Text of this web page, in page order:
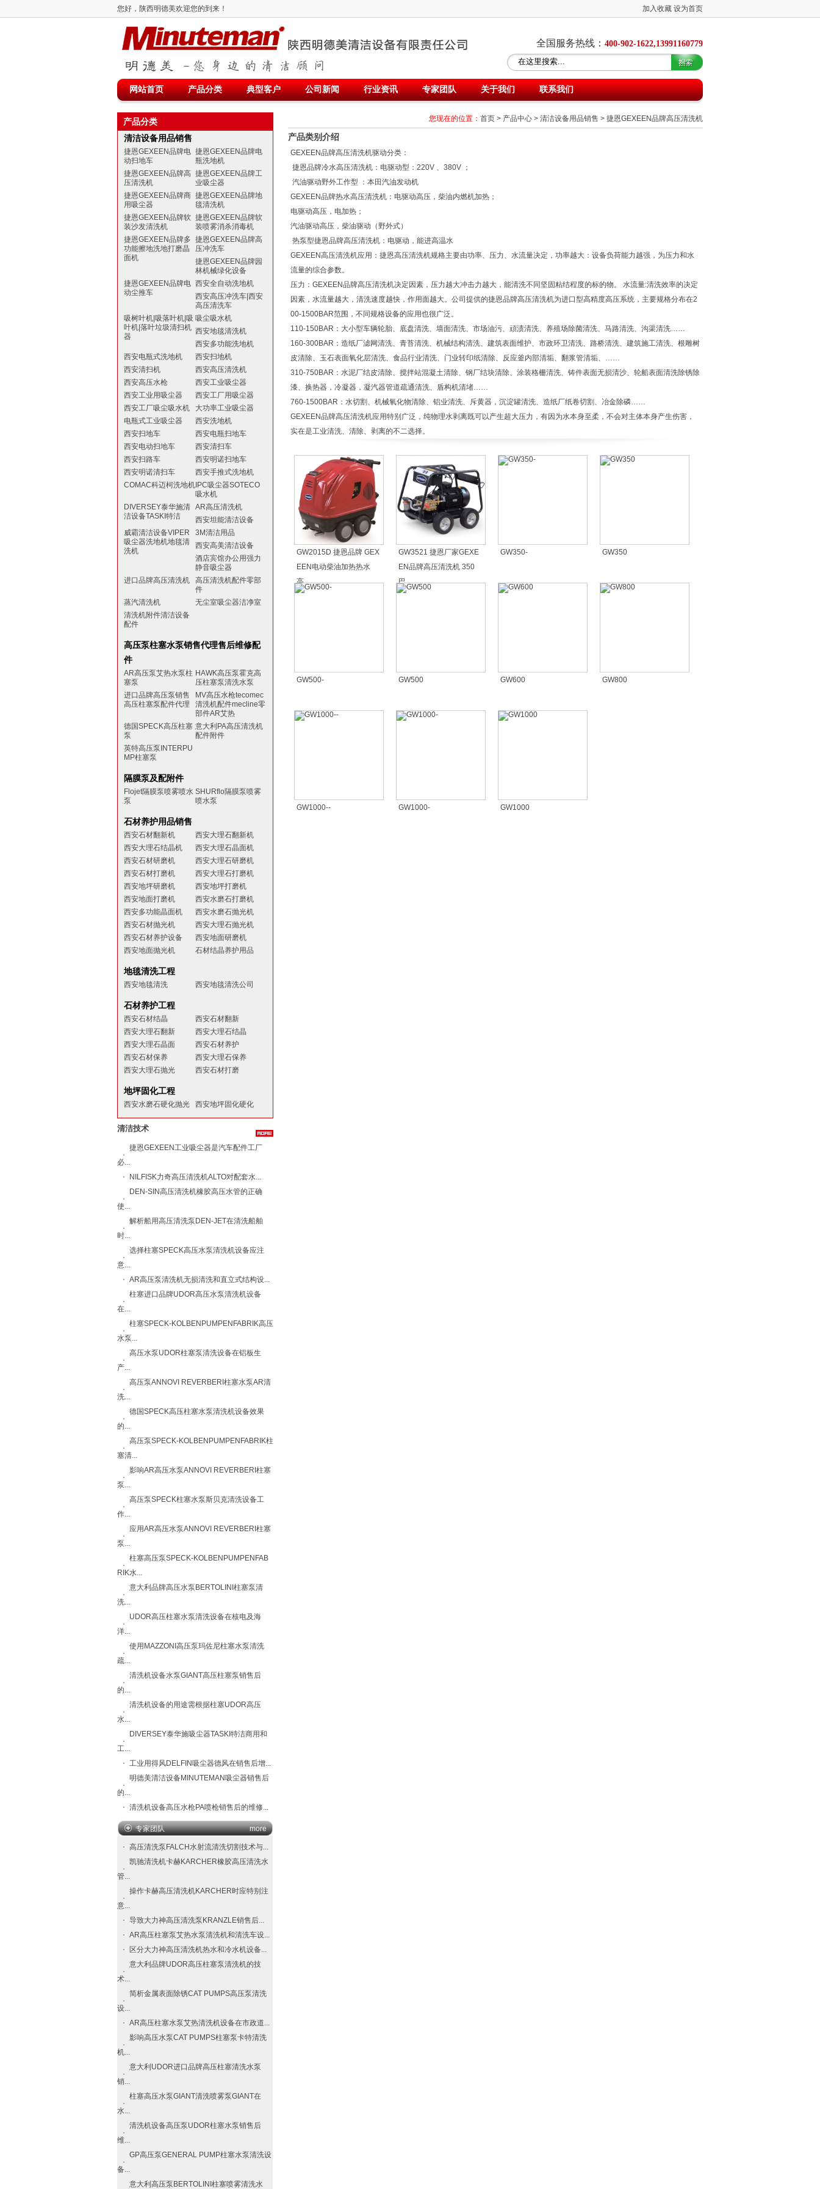
您好，陕西明德美欢迎您的到来！ 加入收藏 设为首页
全国服务热线： 400-902-1622,13991160779
网站首页 产品分类 典型客户 公司新闻 行业资讯 专家团队 关于我们 联系我们
产品分类
清洁设备用品销售
捷恩GEXEEN品牌电
动扫地车
捷恩GEXEEN品牌电
瓶洗地机
捷恩GEXEEN品牌高
压清洗机
捷恩GEXEEN品牌工
业吸尘器
捷恩GEXEEN品牌商
用吸尘器
捷恩GEXEEN品牌地
毯清洗机
捷恩GEXEEN品牌软
装沙发清洗机
捷恩GEXEEN品牌软
装喷雾消杀消毒机
捷恩GEXEEN品牌多
功能擦地洗地打磨晶
面机
捷恩GEXEEN品牌高
压冲洗车
捷恩GEXEEN品牌园
林机械绿化设备
捷恩GEXEEN品牌电
动尘推车
西安全自动洗地机
西安高压冲洗车|西安
高压清洗车
吸树叶机|吸落叶机|吸
叶机|落叶垃圾清扫机
器
吸尘吸水机
西安地毯清洗机
西安多功能洗地机
西安电瓶式洗地机
西安扫地机
西安清扫机
西安高压清洗机
西安高压水枪
西安工业吸尘器
西安工业用吸尘器
西安工厂用吸尘器
西安工厂吸尘吸水机
大功率工业吸尘器
电瓶式工业吸尘器
西安洗地机
西安扫地车
西安电瓶扫地车
西安电动扫地车
西安清扫车
西安扫路车
西安明诺扫地车
西安明诺清扫车
西安手推式洗地机
COMAC科迈柯洗地机 IPC吸尘器SOTECO
吸水机
DIVERSEY泰华施清
洁设备TASKI特洁
AR高压清洗机
西安坦能清洁设备
威霸清洁设备VIPER
吸尘器洗地机地毯清
洗机
3M清洁用品
西安高美清洁设备
酒店宾馆办公用强力
静音吸尘器
进口品牌高压清洗机
高压清洗机配件零部
件
蒸汽清洗机
无尘室吸尘器洁净室
清洗机附件清洁设备
配件
高压泵柱塞水泵销售代理售后维修配
件
AR高压泵艾热水泵柱
塞泵
HAWK高压泵霍克高
压柱塞泵清洗水泵
进口品牌高压泵销售
高压柱塞泵配件代理
MV高压水枪tecomec
清洗机配件mecline零
部件AR艾热
德国SPECK高压柱塞
泵
意大利PA高压清洗机
配件附件
英特高压泵INTERPU
MP柱塞泵
隔膜泵及配附件
Flojet隔膜泵喷雾喷水
泵
SHURflo隔膜泵喷雾
喷水泵
石材养护用品销售
西安石材翻新机
西安大理石翻新机
西安大理石结晶机
西安大理石晶面机
西安石材研磨机
西安大理石研磨机
西安石材打磨机
西安大理石打磨机
西安地坪研磨机
西安地坪打磨机
西安地面打磨机
西安水磨石打磨机
西安多功能晶面机
西安水磨石抛光机
西安石材抛光机
西安大理石抛光机
西安石材养护设备
西安地面研磨机
西安地面抛光机
石材结晶养护用品
地毯清洗工程
西安地毯清洗 西安地毯清洗公司
石材养护工程
西安石材结晶
西安石材翻新
西安大理石翻新
西安大理石结晶
西安大理石晶面
西安石材养护
西安石材保养
西安大理石保养
西安大理石抛光
西安石材打磨
地坪固化工程
西安水磨石硬化抛光 西安地坪固化硬化
清洁技术
捷恩GEXEEN工业吸尘器是汽车配件工厂
必...
NILFISK力奇​高压清洗机ALTO​对配套水...
DEN-SIN高压清洗机橡胶高压水管的正确
使...
解析船用高压清洗泵DEN-JET在清洗船舶
时...
选择柱塞SPECK高压水泵清洗机设备应注
意...
AR高压泵清洗机无损清洗和直立式结构设...
柱塞进口品牌UDOR高压水泵清洗机设备
在...
柱塞SPECK-KOLBENPUMPENFABRIK高压
水泵...
高压水泵UDOR柱塞泵清洗设备在铝板生
产...
高压泵ANNOVI REVERBERI柱塞水泵AR清
洗...
德国SPECK高压柱塞水泵清洗机设备效果
的...
高压泵SPECK-KOLBENPUMPENFABRIK柱
塞清...
影响AR高压水泵ANNOVI REVERBERI柱塞
泵...
高压泵SPECK柱塞水泵斯贝克清洗设备工
作...
应用AR高压水泵ANNOVI REVERBERI柱塞
泵...
柱塞高压泵SPECK-KOLBENPUMPENFAB
RIK水...
意大利品牌高压水泵BERTOLINI柱塞泵清
洗...
UDOR高压柱塞水泵清洗设备在核电及海
洋...
使用MAZZONI高压泵玛佐尼柱塞水泵清洗
疏...
清洗机设备水泵GIANT高压柱塞泵销售后
的...
清洗机设备的用途需根据柱塞UDOR高压
水...
DIVERSEY泰华施吸尘器TASKI特洁商用和
工...
工业用得风DELFIN吸尘器德风在销售后增...
明德美清洁设备MINUTEMAN吸尘器销售后
的...
清洗机设备高压水枪PA喷枪销售后的维修...
专家团队 more
高压清洗泵FALCH​水射流清洗切割技术与...
凯驰清洗机卡赫KARCHER橡胶高压清洗水
管...
操作卡赫高压清洗机KARCHER时应特别注
意...
导致大力神高压清洗泵​KRANZLE​销售后...
AR高压柱塞泵艾热水泵清洗机和清洗车设...
区分大力神高压清洗机热水和冷水机设备...
意大利品牌UDOR高压柱塞泵清洗机的技
术...
简析金属表面除锈CAT PUMPS高压泵清洗
设...
AR高压柱塞水泵艾热清洗机设备在市政道...
影响高压水泵CAT PUMPS柱塞泵卡特清洗
机...
意大利UDOR进口品牌高压柱塞清洗水泵
销...
柱塞高压水泵GIANT清洗喷雾泵GIANT在
水...
清洗机设备高压泵UDOR柱塞水泵销售后
维...
GP高压泵GENERAL PUMP柱塞水泵清洗设
备...
意大利高压泵BERTOLINI柱塞喷雾清洗水
您现在的位置： 首页 > 产品中心 > 清洁设备用品销售 > 捷恩GEXEEN品牌高压清洗机
产品类别介绍
GEXEEN品牌高压清洗机驱动分类：
捷恩品牌冷水高压清洗机：电驱动型：220V 、380V ；
汽油驱动野外工作型 ：本田汽油发动机
GEXEEN品牌热水高压清洗机：电驱动高压，柴油内燃机加热；
电驱动高压，电加热；
汽油驱动高压，柴油驱动（野外式）
热泵型捷恩品牌高压清洗机：电驱动，能进高温水
GEXEEN高压清洗机应用：捷恩高压清洗机规格主要由功率、压力、水流量决定，功率越大：设备负荷能力越强，为压力和水
流量的综合参数。
压力：GEXEEN品牌高压清洗机决定因素，压力越大冲击力越大，能清洗不同坚固粘结程度的标的物。 水流量:清洗效率的决定
因素，水流量越大，清洗速度越快，作用面越大。公司提供的捷恩品牌高压清洗机为进口型高精度高压系统，主要规格分布在2
00-1500BAR范围，不同规格设备的应用也很广泛。
110-150BAR：大小型车辆轮胎、底盘清洗、墙面清洗、市场油污、頑渍清洗、养殖场除菌清洗、马路清洗、沟渠清洗……
160-300BAR：造纸厂滤网清洗、青苔清洗、机械结构清洗、建筑表面维护、市政环卫清洗、路桥清洗、建筑施工清洗、根雕树
皮清除、玉石表面氧化层清洗、食品行业清洗、门业转印纸清除、反应釜内部清垢、翻浆管清垢、……
310-750BAR：水泥厂结皮清除、搅拌站混凝土清除、钢厂结块清除、涂装格栅清洗、铸件表面无损清沙、轮船表面清洗除锈除
漆、换热器，冷凝器，凝汽器管道疏通清洗、盾构机清堵……
760-1500BAR：水切割、机械氧化物清除、铝业清洗、斥黄器，沉淀罐清洗、造纸厂纸卷切割、冶金除磷……
GEXEEN品牌高压清洗机应用特别广泛，纯物理水剥离既可以产生超大压力，有因为水本身至柔，不会对主体本身产生伤害，
实在是工业清洗、清除、剥离的不二选择。
GW2015D 捷恩品牌 GEX
EEN电动柴油加热热水
高...
GW3521 捷恩厂家GEXE
EN品牌高压清洗机 350
巴...
GW350- GW350
GW500- GW500 GW600 GW800
GW1000-- GW1000- GW1000